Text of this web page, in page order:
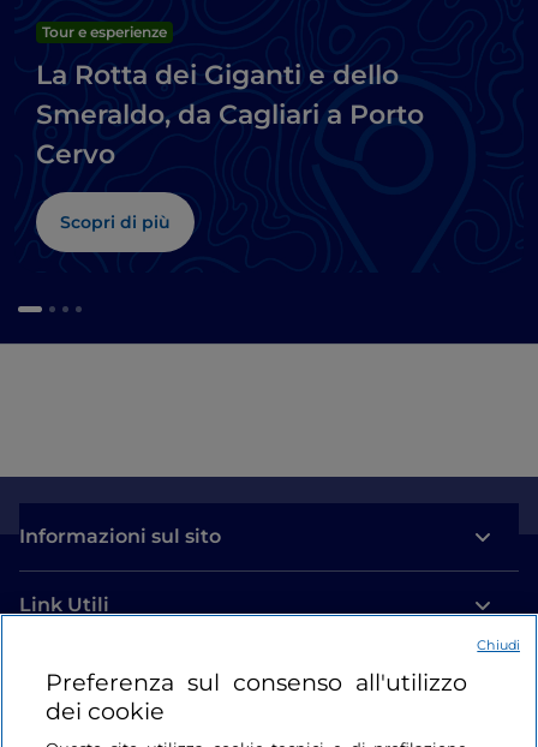
Tour e esperienze
La Rotta dei Giganti e dello
Smeraldo, da Cagliari a Porto
Cervo
Scopri di più
Informazioni sul sito
Link Utili
Login
Restiamo in contatto
Preferenza sul consenso all'utilizzo
dei cookie
Chiudi